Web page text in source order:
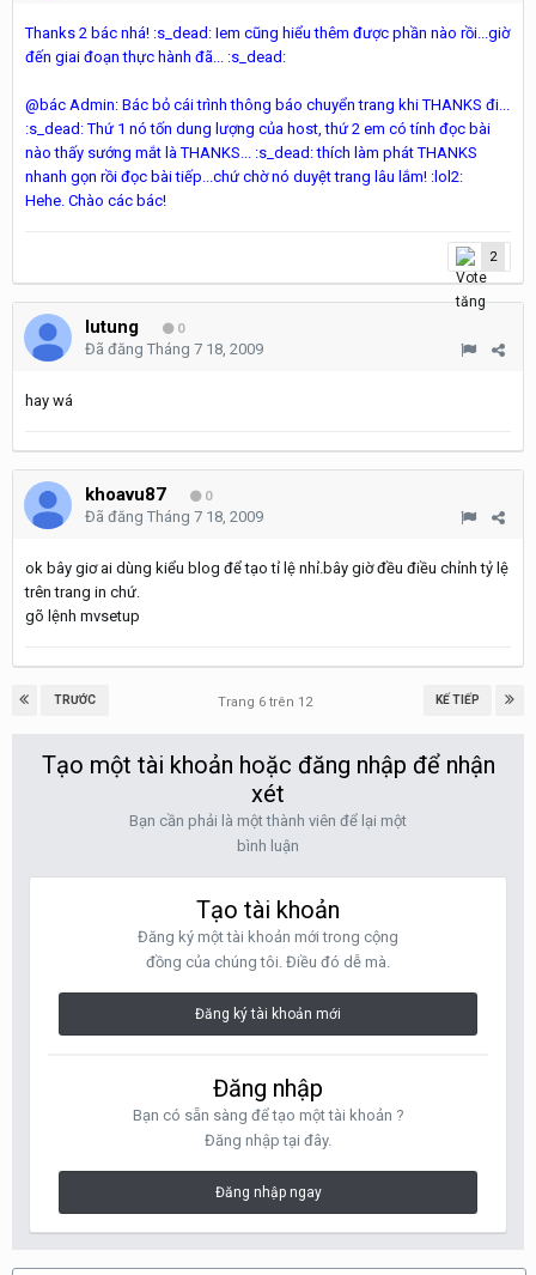
Thanks 2 bác nhá! :s_dead: Iem cũng hiểu thêm được phần nào rồi...giờ
đến giai đoạn thực hành đã... :s_dead:
@bác Admin: Bác bỏ cái trình thông báo chuyển trang khi THANKS đi...
:s_dead: Thứ 1 nó tốn dung lượng của host, thứ 2 em có tính đọc bài
nào thấy sướng mắt là THANKS... :s_dead: thích làm phát THANKS
nhanh gọn rồi đọc bài tiếp...chứ chờ nó duyệt trang lâu lắm! :lol2:
Hehe. Chào các bác!
2
lutung 0
Đã đăng Tháng 7 18, 2009
hay wá
khoavu87 0
Đã đăng Tháng 7 18, 2009
ok bây giơ ai dùng kiểu blog để tạo tỉ lệ nhỉ.bây giờ đều điều chỉnh tỷ lệ
trên trang in chứ.
gõ lệnh mvsetup
TRƯỚC KẾ TIẾP
Trang 6 trên 12
Tạo một tài khoản hoặc đăng nhập để nhận
xét
Bạn cần phải là một thành viên để lại một
bình luận
Tạo tài khoản
Đăng ký một tài khoản mới trong cộng
đồng của chúng tôi. Điều đó dễ mà.
Đăng ký tài khoản mới
Đăng nhập
Bạn có sẵn sàng để tạo một tài khoản ?
Đăng nhập tại đây.
Đăng nhập ngay